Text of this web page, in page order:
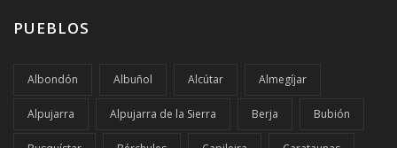
PUEBLOS
Albondón Albuñol Alcútar Almegíjar
Alpujarra Alpujarra de la Sierra Berja Bubión